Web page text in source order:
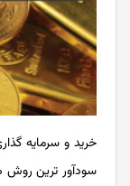
خرید و سرمایه
سودآور ترین روش